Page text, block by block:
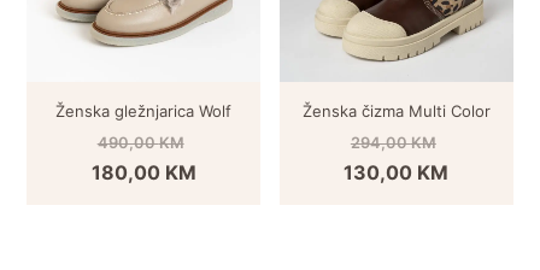
Ženska gležnjarica Wolf
490,00KM
180,00 KM
Ženska čizma Multi Color
294,00KM
130,00 KM